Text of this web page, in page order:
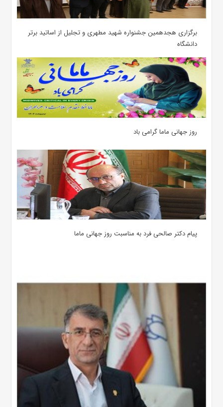
برگزاری هجدهمین جشنواره شهید مطهری و تجلیل از اساتید برتر
دانشگاه
روز جهانی ماما گرامی باد
پیام دکتر صالحی فرد به مناسبت روز جهانی ماما